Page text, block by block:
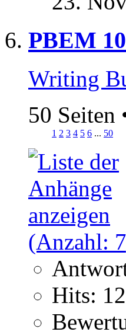
PBEM
Writing
50 Seiten
1 2 3 4 5 6 ... 50
Hits: